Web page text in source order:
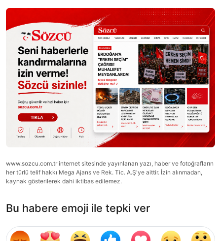
www.sozcu.com.tr internet sitesinde yayınlanan yazı, haber ve fotoğrafların
her türlü telif hakkı Mega Ajans ve Rek. Tic. A.Ş'ye aittir. İzin alınmadan,
kaynak gösterilerek dahi iktibas edilemez.
Bu habere emoji ile tepki ver